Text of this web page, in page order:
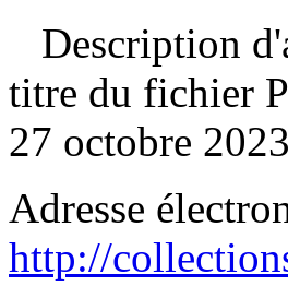
Description
titre du fichier
27 octobre
Adresse
http://